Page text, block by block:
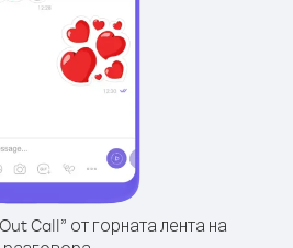
Call” от горната лента на